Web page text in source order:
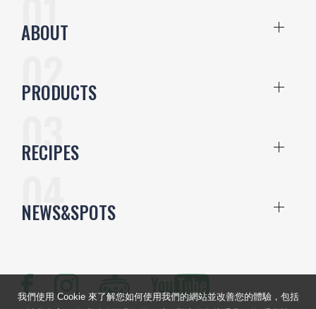
ABOUT
PRODUCTS
RECIPES
NEWS&SPOTS
我們使用 Cookie 來了解您如何使用我們的網站並改善您的體驗，包括